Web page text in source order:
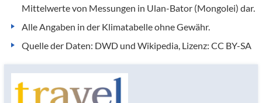
Mittelwerte von Messungen in Ulan-Bator (Mongolei) dar.
Alle Angaben in der Klimatabelle ohne Gewähr.
Quelle der Daten: DWD und Wikipedia, Lizenz: CC BY-SA